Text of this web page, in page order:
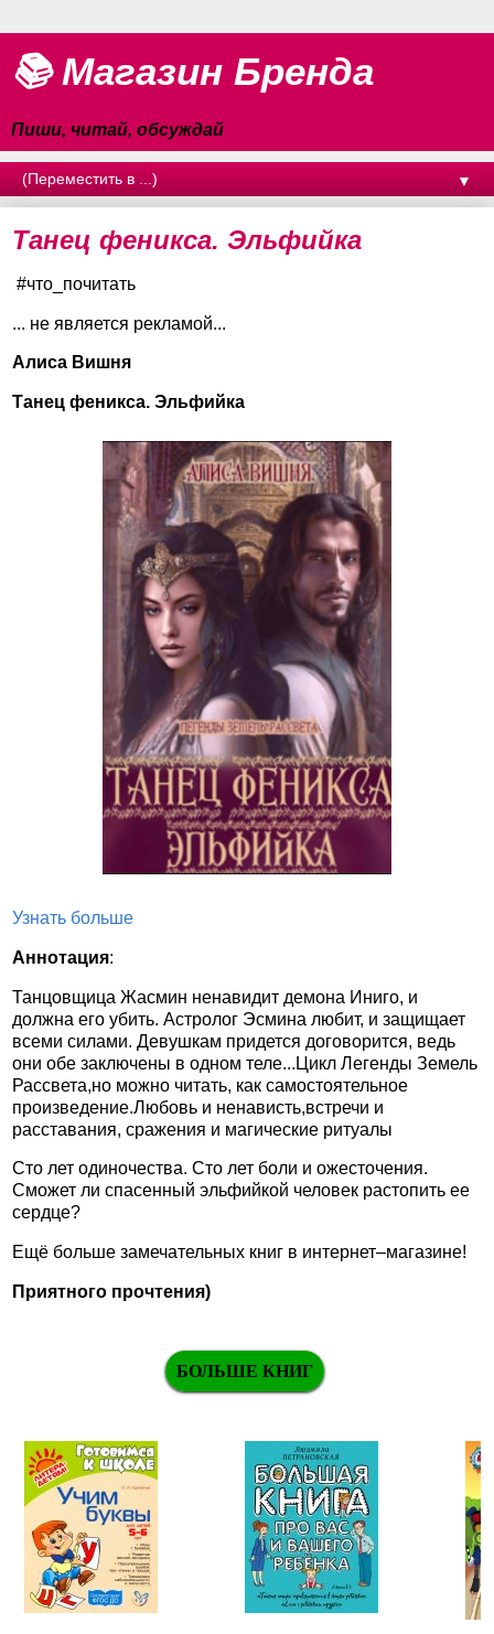
📚 Магазин Бренда
Пиши, читай, обсуждай
▼
Танец феникса. Эльфийка
#что_почитать
... не является рекламой...
Алиса Вишня
Танец феникса. Эльфийка
Узнать больше
Аннотация:
Танцовщица Жасмин ненавидит демона Иниго, и
должна его убить. Астролог Эсмина любит, и защищает
всеми силами. Девушкам придется договорится, ведь
они обе заключены в одном теле...Цикл Легенды Земель
Рассвета,но можно читать, как самостоятельное
произведение.Любовь и ненависть,встречи и
расставания, сражения и магические ритуалы
Сто лет одиночества. Сто лет боли и ожесточения.
Сможет ли спасенный эльфийкой человек растопить ее
сердце?
Ещё больше замечательных книг в интернет–магазине!
Приятного прочтения)
БОЛЬШЕ КНИГ